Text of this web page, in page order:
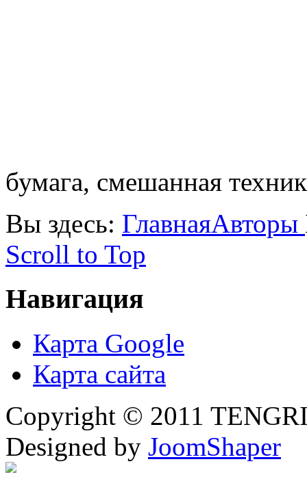
бумага, смешанная
Вы здесь: ГлавнаяАвторы
Scroll to Top
Навигация
Карта Google
Карта сайта
Copyright © 2011
Designed by JoomShaper